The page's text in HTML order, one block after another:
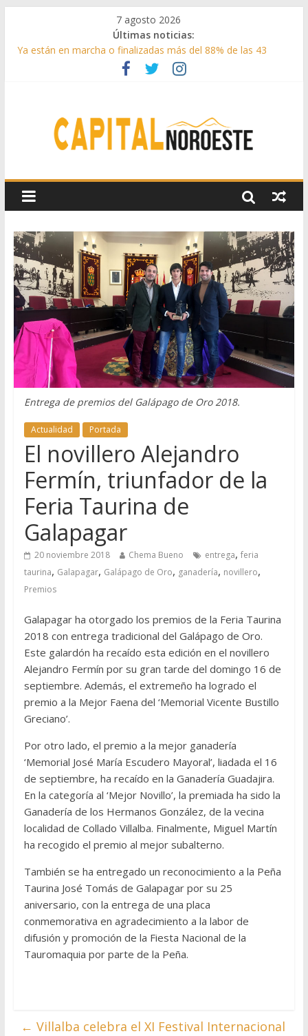
7 agosto 2026
Últimas noticias:
Ya están en marcha o finalizadas más del 88% de las 43
medidas urgentes para reconstruir la Sierra Oeste
Cerca de 33.000 asistentes en los espectáculos de la
kilos de forraje a las ganaderías afectadas por los incendios
de la Sierra Oeste
Guadarrama abre matricula 2026-2027 del Aula de
Humanidades
Entrega de premios del Galápago de Oro 2018.
Actualidad Portada
El novillero Alejandro
Fermín, triunfador de la
Feria Taurina de
Galapagar
20 noviembre 2018 Chema Bueno entrega, feria
taurina, Galapagar, Galápago de Oro, ganadería, novillero,
Premios
Galapagar ha otorgado los premios de la Feria Taurina
2018 con entrega tradicional del Galápago de Oro.
Este galardón ha recaído esta edición en el novillero
Alejandro Fermín por su gran tarde del domingo 16 de
septiembre. Además, el extremeño ha logrado el
premio a la Mejor Faena del ‘Memorial Vicente Bustillo
Greciano’.
Por otro lado, el premio a la mejor ganadería
‘Memorial José María Escudero Mayoral’, liadada el 16
de septiembre, ha recaído en la Ganadería Guadajira.
En la categoría al ‘Mejor Novillo’, la premiada ha sido la
Ganadería de los Hermanos González, de la vecina
localidad de Collado Villalba. Finalmente, Miguel Martín
ha recogido el premio al mejor subalterno.
También se ha entregado un reconocimiento a la Peña
Taurina José Tomás de Galapagar por su 25
aniversario, con la entrega de una placa
conmemorativa en agradecimiento a la labor de
difusión y promoción de la Fiesta Nacional de la
Tauromaquia por parte de la Peña.
← Villalba celebra el XI Festival Internacional